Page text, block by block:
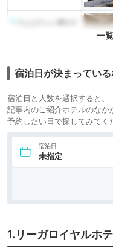
コレクション
一
宿泊日が決まってい
宿泊日と人数を選択すると、
記事内のご紹介ホテルのなか
予約したい日で探してみてく
宿泊日
未指定
1.リーガロイヤルホ